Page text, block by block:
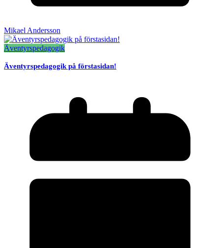
Mikael Andersson
Äventyrspedagogik
Äventyrspedagogik på förstasidan!